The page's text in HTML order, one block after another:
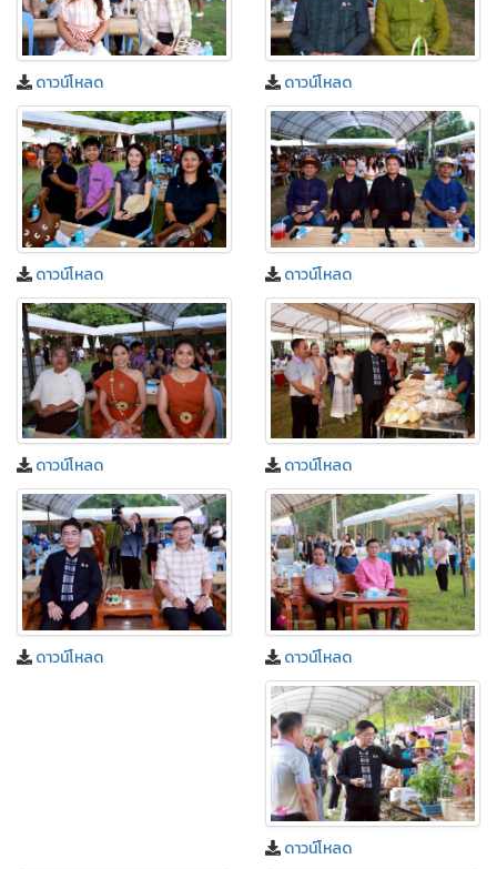
ดาวน์โหลด ดาวน์โหลด
ดาวน์โหลด ดาวน์โหลด
ดาวน์โหลด ดาวน์โหลด
ดาวน์โหลด ดาวน์โหลด
ดาวน์โหลด